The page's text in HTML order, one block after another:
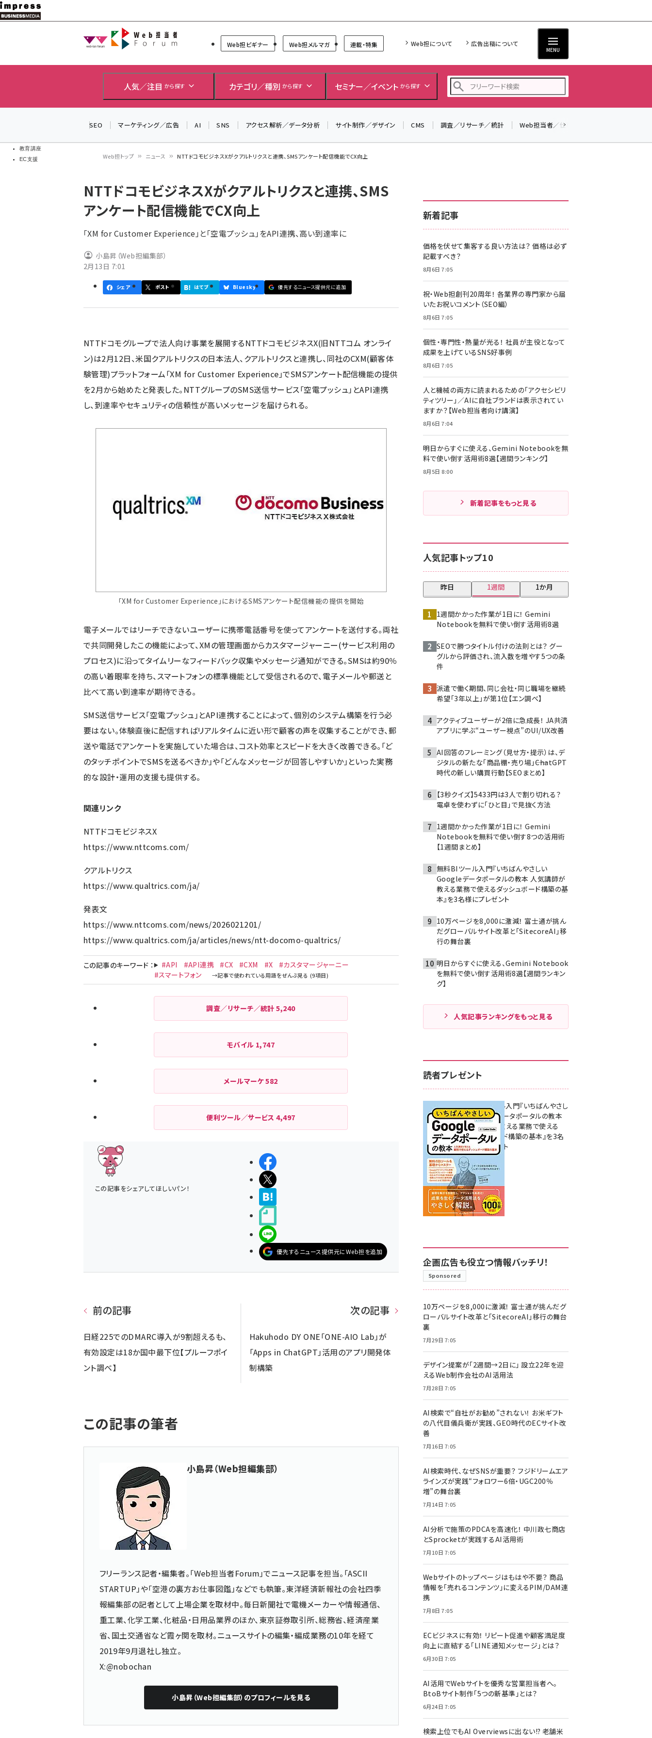
メ
イ
教育講座
EC支援
Web担当者Forum
Web担ビギナー Web担メルマガ 連載・特集 Web担について 広告出稿について
MENU
人気／注目 から探す カテゴリ／種別 から探す セミナー／イベント から探す
z世代 (1620)
meo (1274)
SEO マーケティング／広告 AI SNS アクセス解析／データ分析 サイト制作／デザイン CMS 調査／リサーチ／統計 Web担当者／仕事
ン
く
ず
Web担トップ ニュース NTTドコモビジネスXがクアルトリクスと連携、SMSアンケート配信機能でCX向上
NTTドコモビジネスXがクアルトリクスと連携、SMS
アンケート配信機能でCX向上
「XM for Customer Experience」と「空電プッシュ」をAPI連携、高い到達率に
小島昇（Web担編集部）
2月13日 7:01
シェア ポスト はてブ Bluesky 優先するニュース提供元に追加
NTTドコモグループで法人向け事業を展開するNTTドコモビジネスX(旧NTTコム オンライ
ン)は2月12日、米国クアルトリクスの日本法人、クアルトリクスと連携し、同社のCXM(顧客体
験管理)プラットフォーム「XM for Customer Experience」でSMSアンケート配信機能の提供
を2月から始めたと発表した。NTTグループのSMS送信サービス「空電プッシュ」とAPI連携
し、到達率やセキュリティの信頼性が高いメッセージを届けられる。
「XM for Customer Experience」におけるSMSアンケート配信機能の提供を開始
電子メールではリーチできないユーザーに携帯電話番号を使ってアンケートを送付する。両社
で共同開発したこの機能によって、XMの管理画面からカスタマージャーニー(サービス利用の
プロセス)に沿ってタイムリーなフィードバック収集やメッセージ通知ができる。SMSは約90％
の高い着眼率を持ち、スマートフォンの標準機能として受信されるので、電子メールや郵送と
比べて高い到達率が期待できる。
SMS送信サービス「空電プッシュ」とAPI連携することによって、個別のシステム構築を行う必
要はない。体験直後に配信すればリアルタイムに近い形で顧客の声を収集することができ、郵
送や電話でアンケートを実施していた場合は、コスト効率とスピードを大きく改善できる。「ど
のタッチポイントでSMSを送るべきか」や「どんなメッセージが回答しやすいか」といった実務
的な設計・運用の支援も提供する。
関連リンク
NTTドコモビジネスX
https://www.nttcoms.com/
クアルトリクス
https://www.qualtrics.com/ja/
発表文
https://www.nttcoms.com/news/2026021201/
https://www.qualtrics.com/ja/articles/news/ntt-docomo-qualtrics/
この記事のキーワード ： #API #API連携 #CX #CXM #X
#カスタマージャーニー
#スマートフォン
調査／リサーチ／統計5,240
モバイル 1,747
メールマーケ582
便利ツール／サービス4,497
この記事をシェアしてほしいパン！
シェアする
ポストする
LINEで送る
優先するニュース提供元にWeb担を追加
前の記事
日経225でのDMARC導入が9割超えるも、
有効設定は18か国中最下位【プルーフポイ
ント調べ】
次の記事
Hakuhodo DY ONE「ONE-AIO Lab」が
「Apps in ChatGPT」活用のアプリ開発体
制構築
この記事の筆者
小島昇（Web担編集部）
フリーランス記者・編集者。「Web担当者Forum」でニュース記事を担当。「ASCII
STARTUP」や「空港の裏方お仕事図鑑」などでも執筆。東洋経済新報社の会社四季
報編集部の記者として上場企業を取材中。毎日新聞社で電機メーカーや情報通信、
重工業、化学工業、化粧品・日用品業界のほか、東京証券取引所、総務省、経済産業
省、国土交通省など霞ヶ関を取材。ニュースサイトの編集・編成業務の10年を経て
2019年9月退社し独立。
X:@nobochan
小島昇（Web担編集部） のプロフィールを見る
新着記事
価格を伏せて集客する良い方法は？ 価格は必ず
記載すべき？
8月6日 7:05
祝・Web担創刊20周年！ 各業界の専門家から届
いたお祝いコメント（SEO編）
8月6日 7:05
個性・専門性・熱量が光る！ 社員が主役となって
成果を上げているSNS好事例
8月6日 7:05
人と機械の両方に読まれるための「アクセシビリ
ティツリー」／AIに自社ブランドは表示されてい
ますか？【Web担当者向け講演】
8月6日 7:04
明日からすぐに使える、Gemini Notebookを無
料で使い倒す活用術8選【週間ランキング】
8月5日 8:00
新着記事をもっと見る
人気記事トップ10
昨日 1週間 1か月
1週間かかった作業が1日に！ Gemini
Notebookを無料で使い倒す活用術8選
SEOで勝つタイトル付けの法則とは？ グー
グルから評価され、流入数を増やす5つの条
件
派遣で働く期間、同じ会社・同じ職場を継続
希望「3年以上」が第1位【エン調べ】
アクティブユーザーが2倍に急成長！ JA共済
アプリに学ぶ“ユーザー視点”のUI/UX改善
AI回答のフレーミング（見せ方・提示）は、デ
ジタルの新たな「商品棚・売り場」――ChatGPT
時代の新しい購買行動【SEOまとめ】
【3秒クイズ】5433円は3人で割り切れる？
電卓を使わずに「ひと目」で見抜く方法
1週間かかった作業が1日に！ Gemini
Notebookを無料で使い倒す8つの活用術
【1週間まとめ】
無料BIツール入門『いちばんやさしい
Googleデータポータルの教本 人気講師が
教える業務で使えるダッシュボード構築の基
本』を3名様にプレゼント
10万ページを8,000に激減！ 富士通が挑ん
だグローバルサイト改革と「SitecoreAI」移
行の舞台裏
明日からすぐに使える、Gemini Notebook
を無料で使い倒す活用術8選【週間ランキン
グ】
人気記事ランキングをもっと見る
読者プレゼント
無料BIツール入門『いちばんやさし
いGoogleデータポータルの教本
人気講師が教える業務で使える
ダッシュボード構築の基本』を3名
様にプレゼント
7月31日 10:00
企画広告も役立つ情報バッチリ！
Sponsored
10万ページを8,000に激減！ 富士通が挑んだグ
ローバルサイト改革と「SitecoreAI」移行の舞台
裏
7月29日 7:05
デザイン提案が「2週間→2日に」 設立22年を迎
えるWeb制作会社のAI活用法
7月28日 7:05
AI検索で“自社がお勧め”されない！ お米ギフト
の八代目儀兵衛が実践、GEO時代のECサイト改
善
7月16日 7:05
AI検索時代、なぜSNSが重要？ フジドリームエア
ラインズが実践“フォロワー6倍・UGC200％
増”の舞台裏
7月14日 7:05
AI分析で施策のPDCAを高速化！ 中川政七商店
とSprocketが実践するAI活用術
7月10日 7:05
Webサイトのトップページはもはや不要？ 商品
情報を「売れるコンテンツ」に変えるPIM/DAM連
携
7月8日 7:05
ECビジネスに有効！ リピート促進や顧客満足度
向上に直結する「LINE通知メッセージ」とは？
6月30日 7:05
AI活用でWebサイトを優秀な営業担当者へ。
BtoBサイト制作「5つの新基準」とは？
6月24日 7:05
検索上位でもAI Overviewsに出ない!? 老舗米
＼ 読者アンケートにご協力ください ／
▼アンケートページはこちらから▼